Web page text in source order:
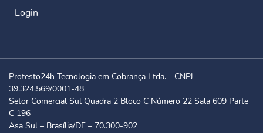
Login
Protesto24h Tecnologia em Cobrança Ltda. - CNPJ
39.324.569/0001-48
Setor Comercial Sul Quadra 2 Bloco C Número 22 Sala 609 Parte
C 196
Asa Sul – Brasília/DF – 70.300-902